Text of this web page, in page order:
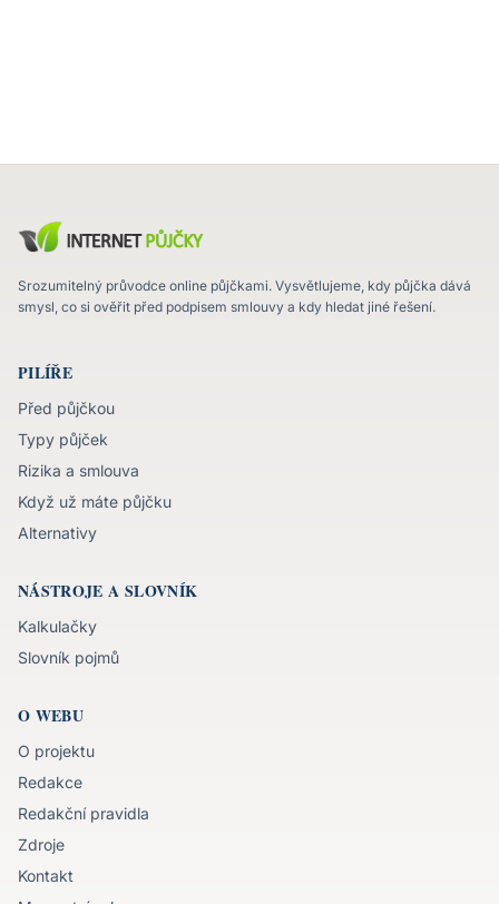
Srozumitelný průvodce online půjčkami. Vysvětlujeme, kdy půjčka dává
smysl, co si ověřit před podpisem smlouvy a kdy hledat jiné řešení.
PILÍŘE
Před půjčkou
Typy půjček
Rizika a smlouva
Když už máte půjčku
Alternativy
NÁSTROJE A SLOVNÍK
Kalkulačky
Slovník pojmů
O WEBU
O projektu
Redakce
Redakční pravidla
Zdroje
Kontakt